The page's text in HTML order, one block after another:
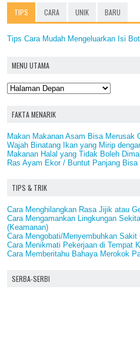
TIPS CARA UNIK BARU
Tips Cara Mudah Mengeluarkan Isi
MENU UTAMA
FAKTA MENARIK
Makan Makanan Asam Bisa Merusak
Wajah Binatang Ikan yang Mirip
Makanan Halal yang Tidak Boleh
Ras Ayam Ekor / Buntut Panjang
TIPS & TRIK
Cara Menghilangkan Rasa Jijik atau
Cara Mengamankan Lingkungan
(Keamanan)
Cara Mengobati/Menyembuhkan Sakit
Cara Menikmati Pekerjaan di Tempat
Cara Memberitahu Bahaya Merokok
SERBA-SERBI